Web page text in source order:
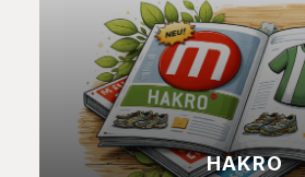
HAKRO